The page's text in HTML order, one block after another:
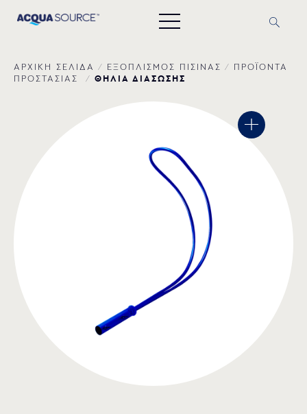
ΑΡΧΙΚΗ ΣΕΛΙΔΑ / ΕΞΟΠΛΙΣΜΟΣ ΠΙΣΙΝΑΣ /
ΠΡΟΪΟΝΤΑ
ΠΡΟΣΤΑΣΙΑΣ
/ ΘΗΛΙΑ ΔΙΑΣΩΣΗΣ